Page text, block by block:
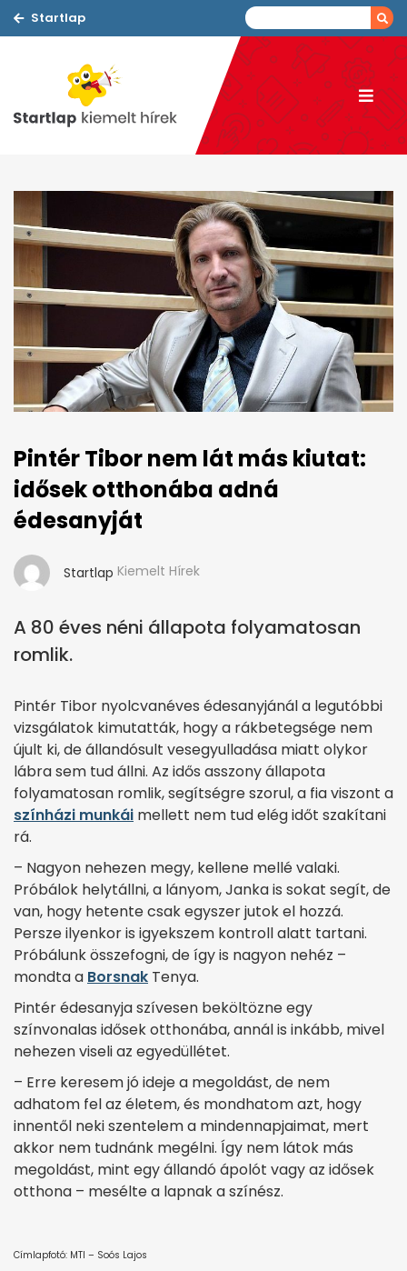
Startlap
Pintér Tibor nem lát más kiutat:
idősek otthonába adná
édesanyját
Startlap Kiemelt Hírek
A 80 éves néni állapota folyamatosan
romlik.
Pintér Tibor nyolcvanéves édesanyjánál a legutóbbi
vizsgálatok kimutatták, hogy a rákbetegsége nem
újult ki, de állandósult vesegyulladása miatt olykor
lábra sem tud állni. Az idős asszony állapota
folyamatosan romlik, segítségre szorul, a fia viszont a
színházi munkái mellett nem tud elég időt szakítani
rá.
– Nagyon nehezen megy, kellene mellé valaki.
Próbálok helyt­állni, a lányom, Janka is sokat segít, de
van, hogy hetente csak egyszer jutok el hozzá.
Persze ilyenkor is igyekszem kontroll alatt tartani.
Próbálunk összefogni, de így is nagyon nehéz –
mondta a Borsnak Tenya.
Pintér édesanyja szívesen beköltözne egy
színvonalas idősek otthonába, annál is inkább, mivel
nehezen viseli az egyedüllétet.
– Erre keresem jó ideje a megoldást, de nem
adhatom fel az életem, és mondhatom azt, hogy
innentől neki szentelem a mindennapjaimat, mert
akkor nem tudnánk megélni. Így nem látok más
megoldást, mint egy állandó ápolót vagy az idősek
otthona – mesélte a lapnak a színész.
Címlapfotó: MTI – Soós Lajos